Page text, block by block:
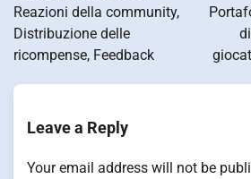
Reazioni della community,
Distribuzione delle
ricompense, Feedback
Leave a Reply
Your email address will not be